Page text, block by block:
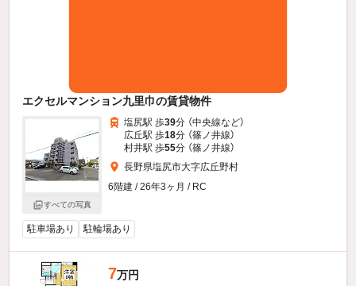
エクセルマンション九里巾の賃貸物件
すべての写真
塩尻駅 歩39分 （中央線など）
広丘駅 歩18分 （篠ノ井線）
村井駅 歩55分 （篠ノ井線）
長野県塩尻市大字広丘野村
6階建 / 26年3ヶ月 / RC
駐車場あり 駐輪場あり
7万円